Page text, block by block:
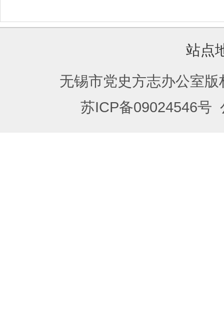
站点
无锡市党史方志办公室
苏ICP备09024546号